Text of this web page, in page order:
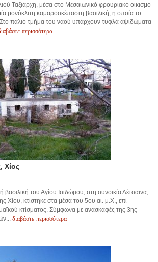
Ταξιάρχη, μέσα στο Μεσαιωνικό φρουριακό οικισμό
μονόκλιτη καμαροσκέπαστη βασιλική, η οποία το
Στο παλιό τμήμα του ναού υπάρχουν τυφλά αψιδώματα
περισσότερα
Χίος
βασιλική του Αγίου Ισιδώρου, στη συνοικία Λέτσαινα,
Χίου, κτίστηκε στα μέσα του 5ου αι. μ.Χ., επί
κτίσματος. Σύμφωνα με ανασκαφές της 3ης
διαβάστε περισσότερα